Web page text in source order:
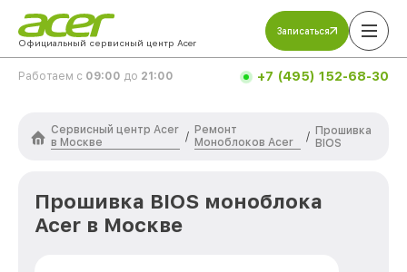
Официальный сервисный центр Acer
Записаться
Работаем с 09:00 до 21:00 +7 (495) 152-68-30
Сервисный центр Acer
в Москве
/
Ремонт
Моноблоков Acer
/ Прошивка
BIOS
Прошивка BIOS моноблока
Acer в Москве